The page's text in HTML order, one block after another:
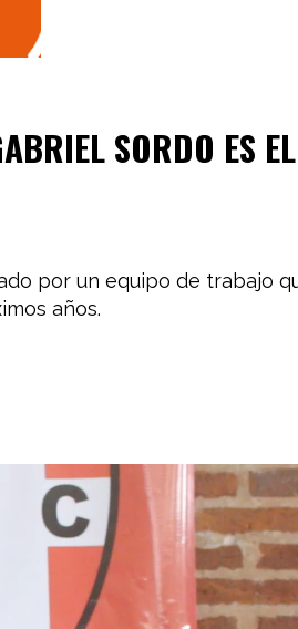
SORDO ES EL
por un equipo de trabajo
años.